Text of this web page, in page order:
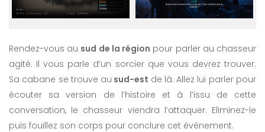
Rendez-vous au sud de la région pour parler au chasseur
agité. Il vous parle d’un sorcier que vous devrez trouver.
Sa cabane se trouve au sud-est de là. Allez lui parler pour
écouter sa version de l’histoire et à l’issu de cette
conversation, le chasseur viendra l’attaquer. Eliminez-le
puis fouillez son corps pour conclure cet événement.